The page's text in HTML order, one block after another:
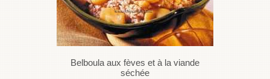
Belboula aux fèves et à la viande
séchée